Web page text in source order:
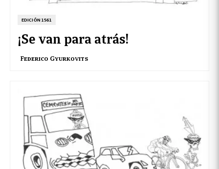
EDICIÓN 1561
¡Se van para atrás!
Federico Gyurkovits